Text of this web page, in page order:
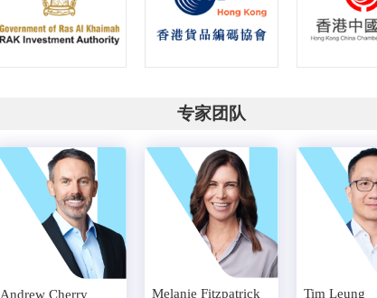
专家团队
Andrew Cherry Melanie Fitzpatrick Tim Leung